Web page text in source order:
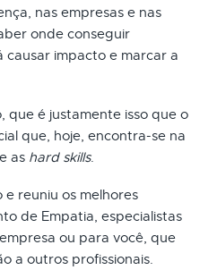
nas empresas e nas
onde conseguir
causar impacto e marcar a
que é justamente isso que o
que, hoje, encontra-se na
as hard skills.
e reuniu os melhores
de Empatia, especialistas
ou para você, que
a outros profissionais.